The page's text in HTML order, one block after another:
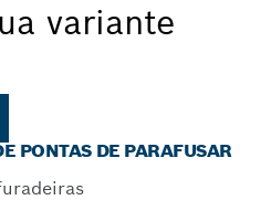
variante
PONTAS DE PARAFUSAR